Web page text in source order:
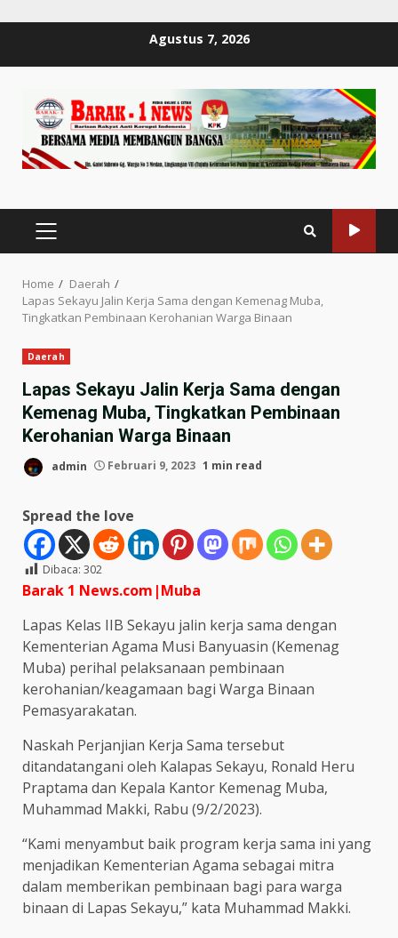
Agustus 7, 2026
PRIMARY
MENU
Home
Daerah
Lapas Sekayu Jalin Kerja Sama dengan Kemenag Muba,
Tingkatkan Pembinaan Kerohanian Warga Binaan
Daerah
Lapas Sekayu Jalin Kerja Sama dengan
Kemenag Muba, Tingkatkan Pembinaan
Kerohanian Warga Binaan
admin Februari 9, 2023 1 min read
Spread the love
Dibaca: 302
Barak 1 News.com|Muba
Lapas Kelas IIB Sekayu jalin kerja sama dengan
Kementerian Agama Musi Banyuasin (Kemenag
Muba) perihal pelaksanaan pembinaan
kerohanian/keagamaan bagi Warga Binaan
Pemasyarakatan.
Naskah Perjanjian Kerja Sama tersebut
ditandatangani oleh Kalapas Sekayu, Ronald Heru
Praptama dan Kepala Kantor Kemenag Muba,
Muhammad Makki, Rabu (9/2/2023).
“Kami menyambut baik program kerja sama ini yang
menjadikan Kementerian Agama sebagai mitra
dalam memberikan pembinaan bagi para warga
binaan di Lapas Sekayu,” kata Muhammad Makki.